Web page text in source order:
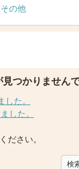
その他
つかりません
た。
した。
ださい。
検